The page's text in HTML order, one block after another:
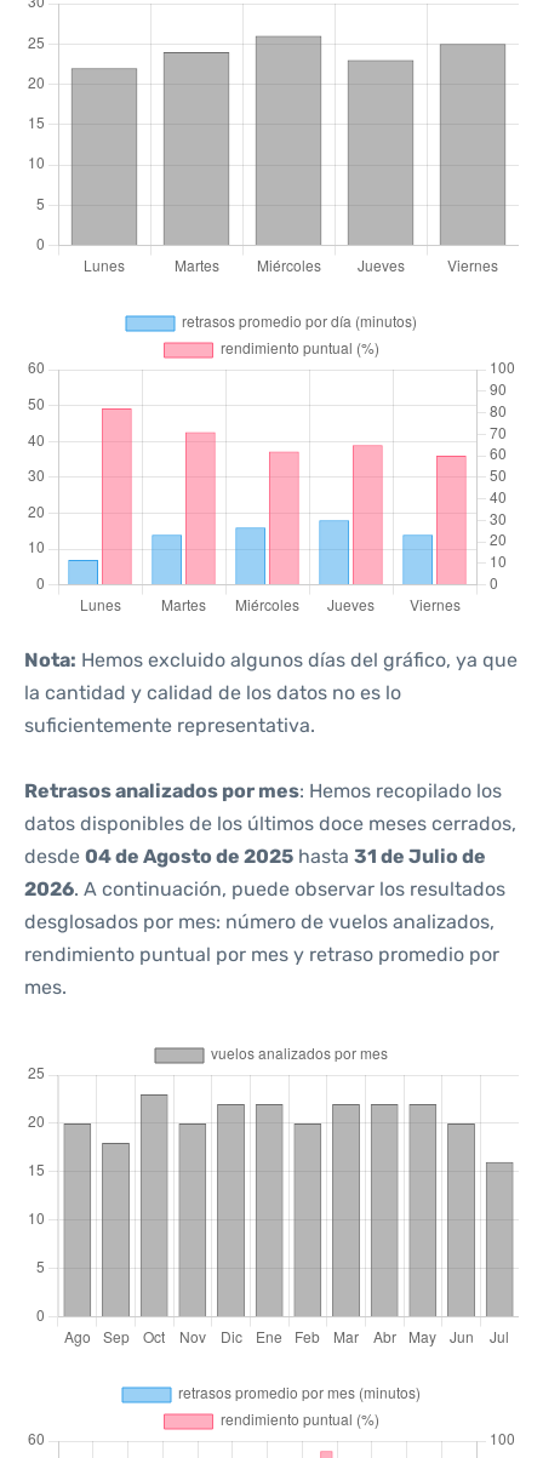
Nota: Hemos excluido algunos días del gráfico, ya que
la cantidad y calidad de los datos no es lo
suficientemente representativa.
Retrasos analizados por mes: Hemos recopilado los
datos disponibles de los últimos doce meses cerrados,
desde 04 de Agosto de 2025 hasta 31 de Julio de
2026. A continuación, puede observar los resultados
desglosados por mes: número de vuelos analizados,
rendimiento puntual por mes y retraso promedio por
mes.